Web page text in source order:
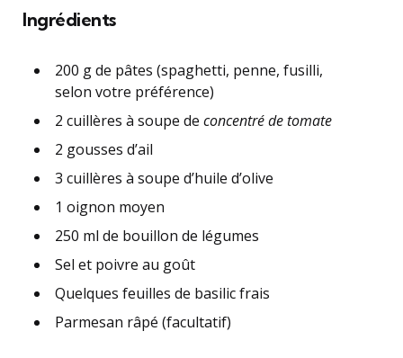
Ingrédients
200 g de pâtes (spaghetti, penne, fusilli,
selon votre préférence)
2 cuillères à soupe de concentré de tomate
2 gousses d’ail
3 cuillères à soupe d’huile d’olive
1 oignon moyen
250 ml de bouillon de légumes
Sel et poivre au goût
Quelques feuilles de basilic frais
Parmesan râpé (facultatif)